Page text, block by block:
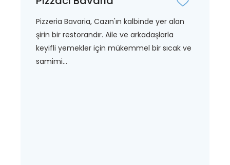
Pizzeria Bavaria, Cazın'ın kalbinde yer alan
şirin bir restorandır. Aile ve arkadaşlarla
keyifli yemekler için mükemmel bir sıcak ve
samimi...